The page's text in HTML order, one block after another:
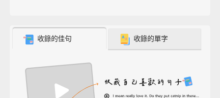
收錄的佳句 收錄的單字